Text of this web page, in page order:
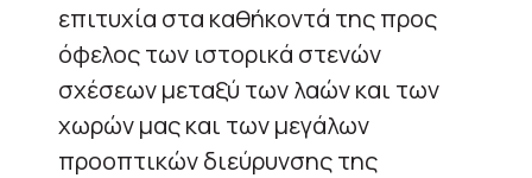
επιτυχία στα καθήκοντά της προς
όφελος των ιστορικά στενών
σχέσεων μεταξύ των λαών και των
χωρών μας και των μεγάλων
προοπτικών διεύρυνσης της